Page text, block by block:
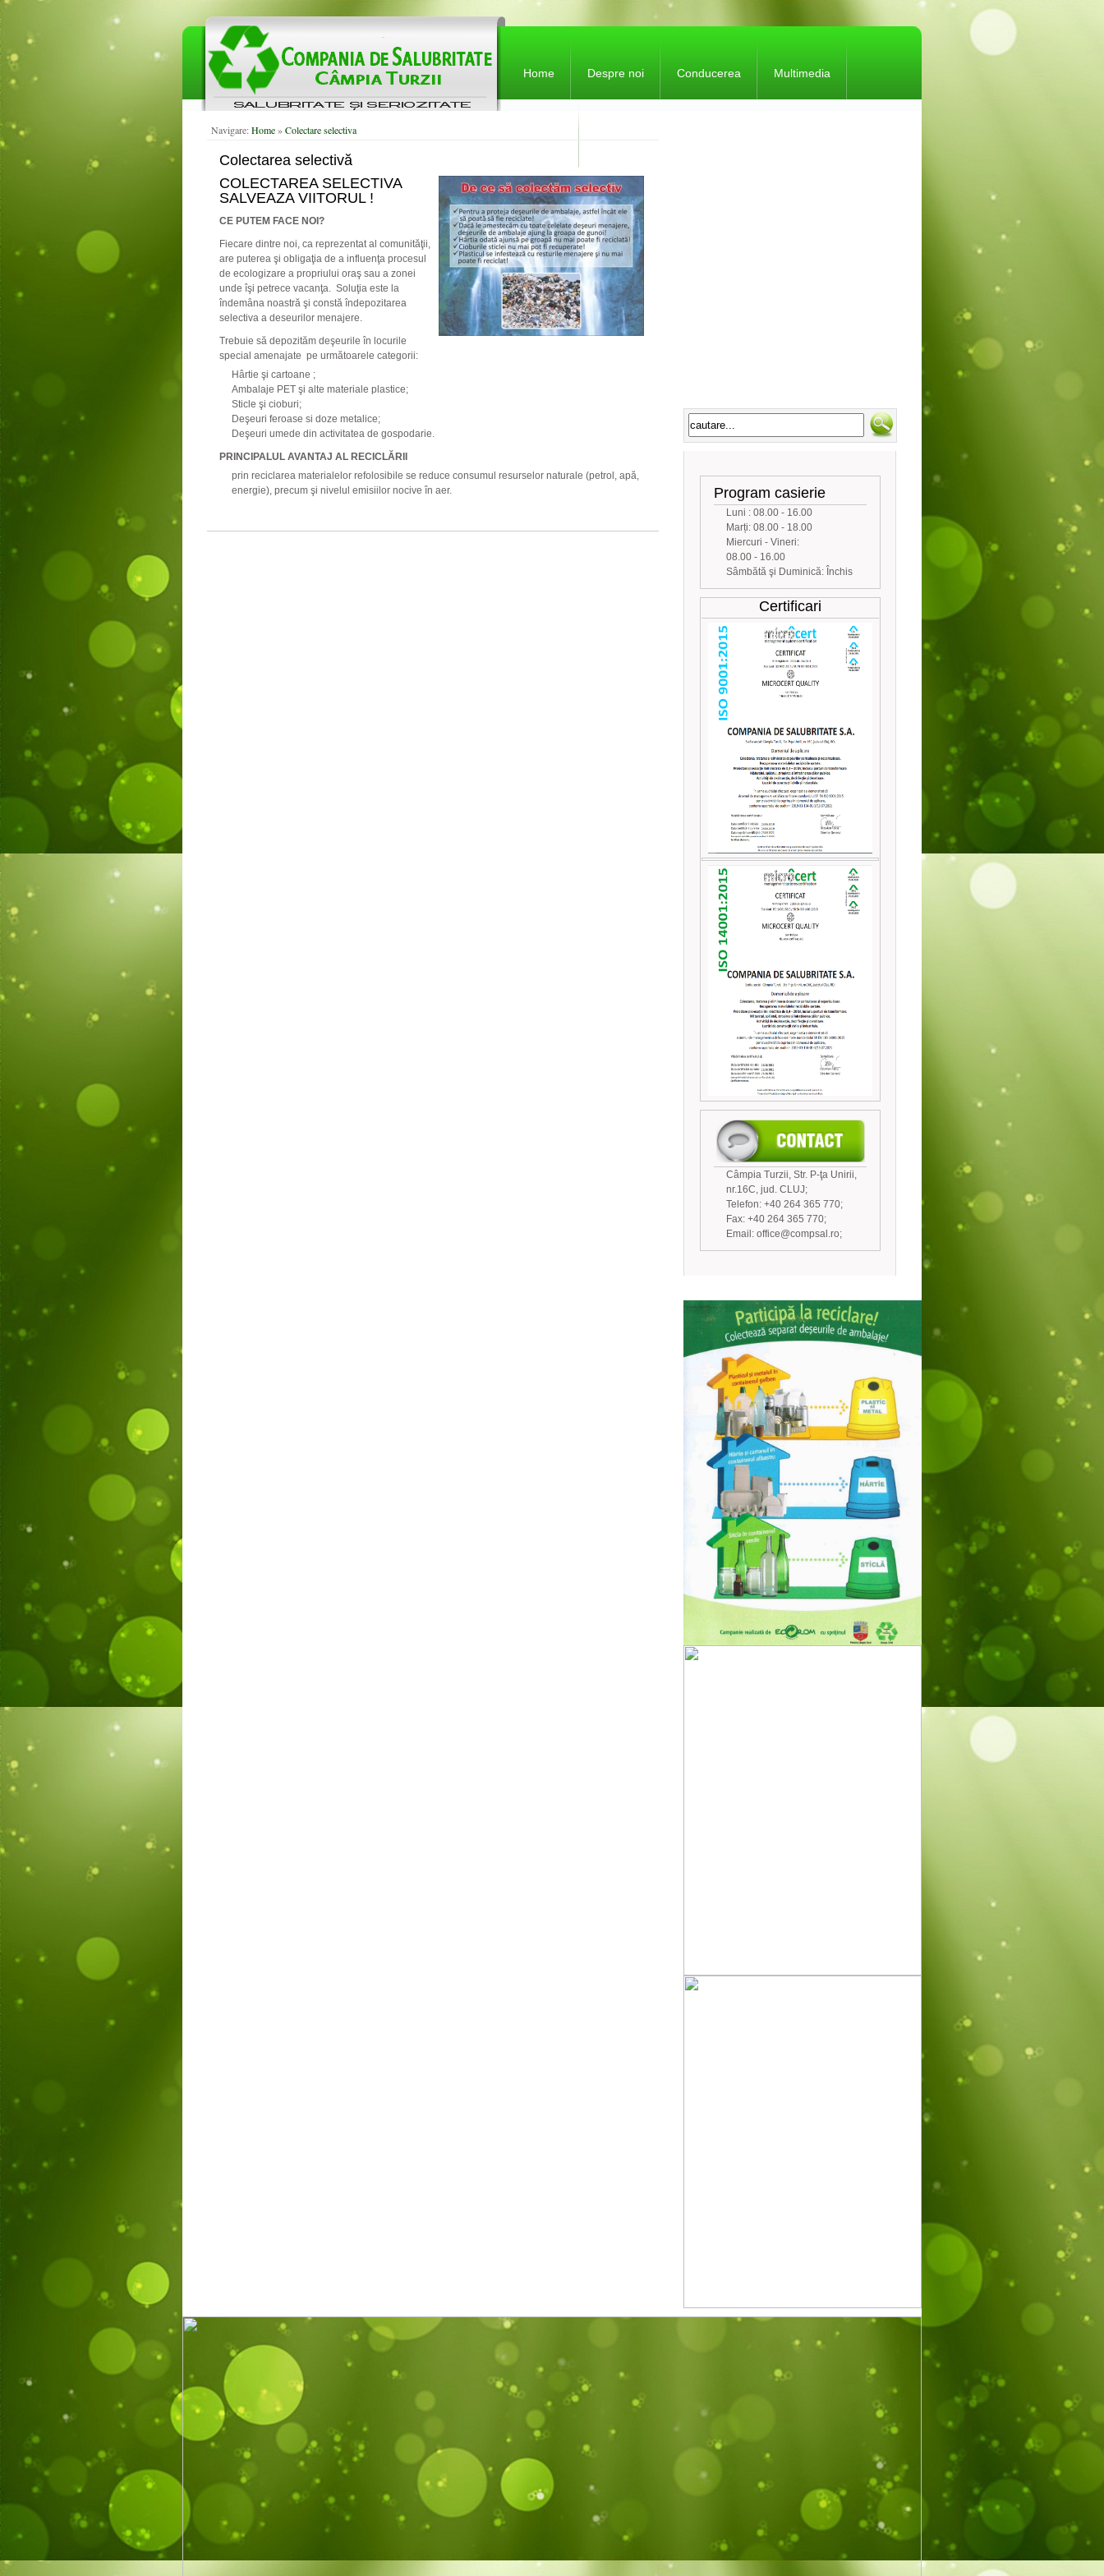
Home Despre noi Conducerea Multimedia
Navigare:Home»Colectare selectiva
Colectarea selectivă
COLECTAREA SELECTIVA
SALVEAZA VIITORUL !
CE PUTEM FACE NOI?
Fiecare dintre noi, ca reprezentat al comunităţii,
are puterea şi obligaţia de a influenţa procesul
de ecologizare a propriului oraş sau a zonei
unde îşi petrece vacanţa. Soluţia este la
îndemâna noastră şi constă îndepozitarea
selectiva a deseurilor menajere.
Trebuie să depozităm deşeurile în locurile
special amenajate pe următoarele categorii:
Hârtie şi cartoane ;
Ambalaje PET şi alte materiale plastice;
Sticle şi cioburi;
Deşeuri feroase si doze metalice;
Deşeuri umede din activitatea de gospodarie.
PRINCIPALUL AVANTAJ AL RECICLĂRII
prin reciclarea materialelor refolosibile se reduce consumul resurselor naturale (petrol, apă,
energie), precum şi nivelul emisiilor nocive în aer.
Program casierie
Luni : 08.00 - 16.00
Marți: 08.00 - 18.00
Miercuri - Vineri:
08.00 - 16.00
Sâmbătă şi Duminică: Închis
Certificari
Câmpia Turzii, Str. P-ţa Unirii,
nr.16C, jud. CLUJ;
Telefon: +40 264 365 770;
Fax: +40 264 365 770;
Email: office@compsal.ro;